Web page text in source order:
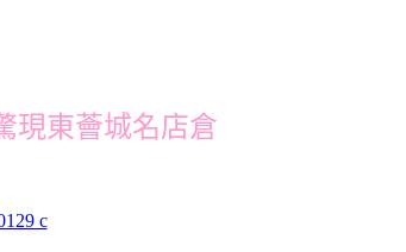
現東薈城名店倉